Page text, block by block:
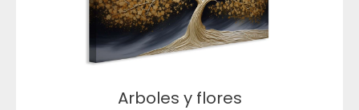
Arboles y flores